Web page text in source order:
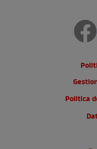
Politica